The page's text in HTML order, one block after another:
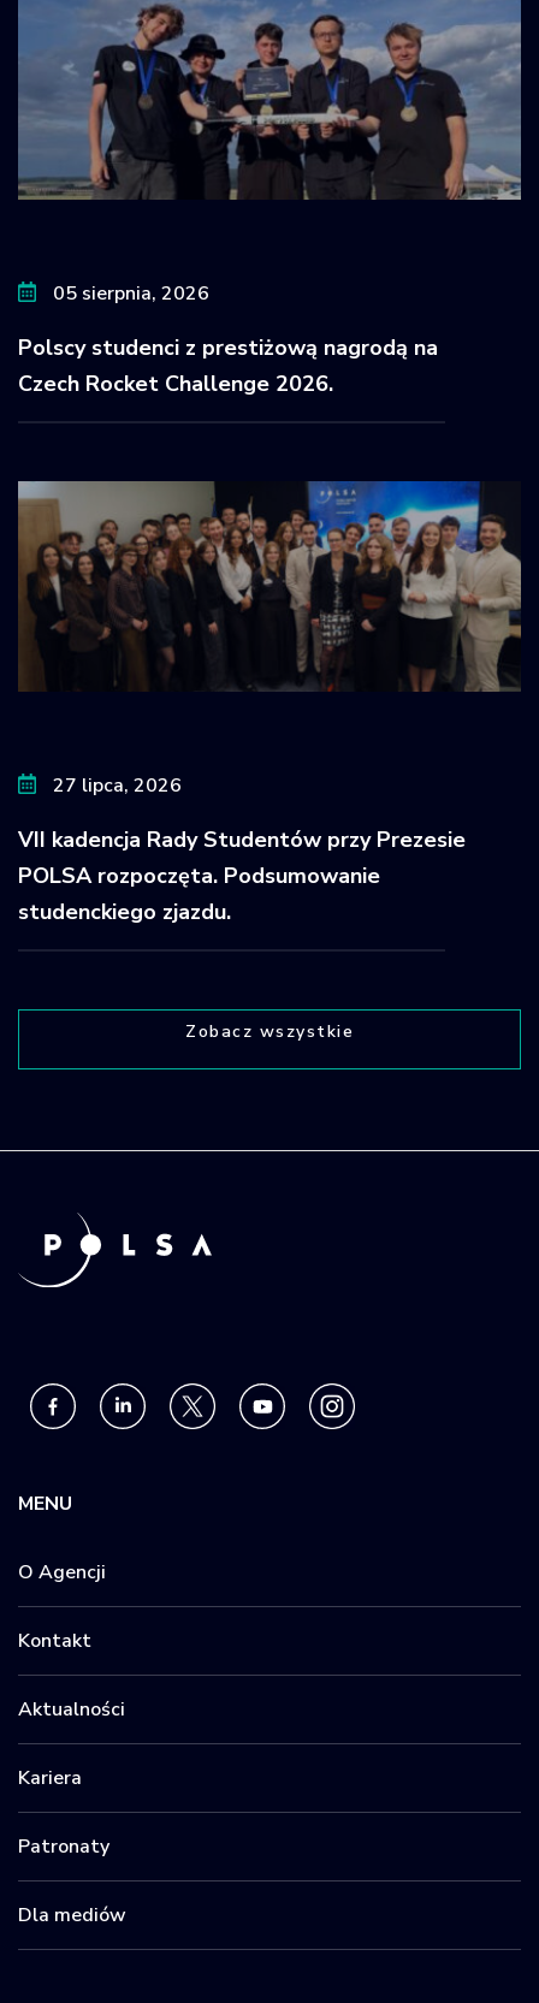
05 sierpnia, 2026
Polscy studenci z prestiżową nagrodą na
Czech Rocket Challenge 2026.
27 lipca, 2026
VII kadencja Rady Studentów przy Prezesie
POLSA rozpoczęta. Podsumowanie
studenckiego zjazdu.
Zobacz wszystkie
MENU
O Agencji
Kontakt
Aktualności
Kariera
Patronaty
Dla mediów